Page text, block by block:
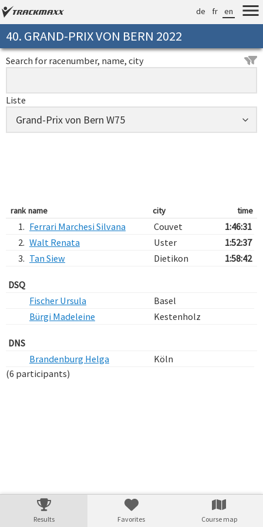
de fr en
40. GRAND-PRIX VON BERN 2022
Search for racenumber, name, city
Liste
rank name city time
1. Ferrari Marchesi Silvana Couvet
1:46:31
2. Walt Renata Uster
1:52:37
3. Tan Siew Dietikon 1:58:42
DSQ
Fischer Ursula
Basel
Bürgi Madeleine
Kestenholz
DNS
Brandenburg Helga
Köln
(6 participants)
Results Favorites Course map